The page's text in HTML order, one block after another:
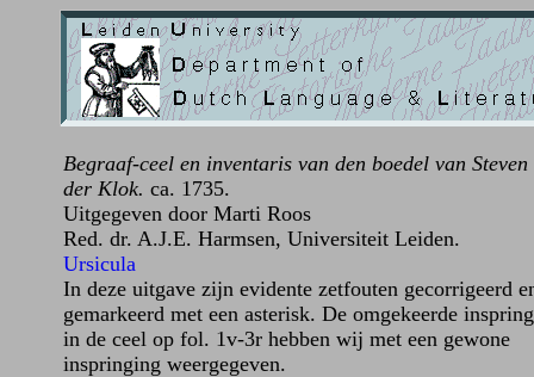
Begraaf-ceel en inventaris van den boedel van Steven
der Klok. ca. 1735.
Uitgegeven door Marti Roos
Red. dr. A.J.E. Harmsen, Universiteit Leiden.
Ursicula
In deze uitgave zijn evidente zetfouten gecorrigeerd
gemarkeerd met een asterisk. De omgekeerde
in de ceel op fol. 1v-3r hebben wij met een gewone
inspringing weergegeven.